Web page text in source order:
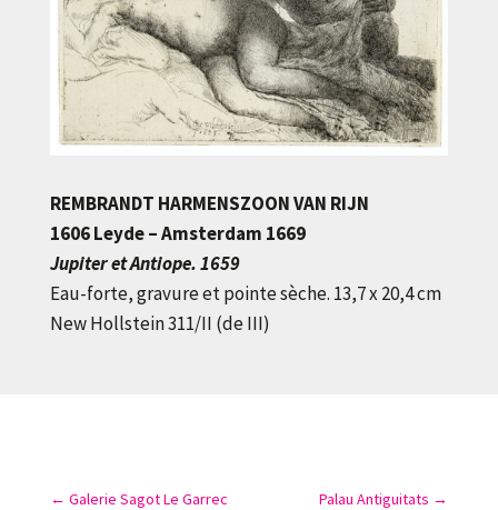
REMBRANDT HARMENSZOON VAN RIJN
1606 Leyde – Amsterdam 1669
Jupiter et Antiope. 1659
Eau-forte, gravure et pointe sèche. 13,7 x 20,4 cm
New Hollstein 311/II (de III)
← Galerie Sagot Le Garrec Palau Antiguitats →